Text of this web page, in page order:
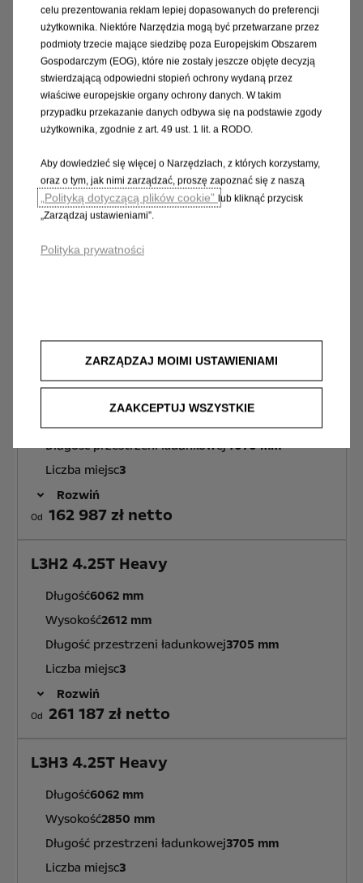
Wysokość2522 mm / 2612 mm
Długość przestrzeni ładunkowej4070 mm
Liczba miejsc3
Rozwiń
Od 159 987 zł netto
L3H3 3.5T Heavy
Długość5998 mm / 6062 mm
Wysokość2760 mm / 2850 mm
Długość przestrzeni ładunkowej
L4H3 3.5T Heavy
Długość przestrzeni ładunkowej4070 mm
Liczba miejsc3
Rozwiń
Od 162 987 zł netto
L3H2 4.25T Heavy
Długość6062 mm
Wysokość2612 mm
Długość przestrzeni ładunkowej3705 mm
Liczba miejsc3
Rozwiń
Od 261 187 zł netto
L3H3 4.25T Heavy
Długość6062 mm
Wysokość2850 mm
Długość przestrzeni ładunkowej3705 mm
Liczba miejsc3
celu prezentowania reklam lepiej dopasowanych do preferencji
użytkownika. Niektóre Narzędzia mogą być przetwarzane przez
podmioty trzecie mające siedzibę poza Europejskim Obszarem
Gospodarczym (EOG), które nie zostały jeszcze objęte decyzją
stwierdzającą odpowiedni stopień ochrony wydaną przez
właściwe europejskie organy ochrony danych. W takim
przypadku przekazanie danych odbywa się na podstawie zgody
użytkownika, zgodnie z art. 49 ust. 1 lit. a RODO.
Aby dowiedzieć się więcej o Narzędziach, z których korzystamy,
oraz o tym, jak nimi zarządzać, proszę zapoznać się z naszą
„Polityką dotyczącą plików cookie” lub kliknąć przycisk
„Zarządzaj ustawieniami”.
Polityka prywatności
ZARZĄDZAJ MOIMI USTAWIENIAMI
ZAAKCEPTUJ WSZYSTKIE